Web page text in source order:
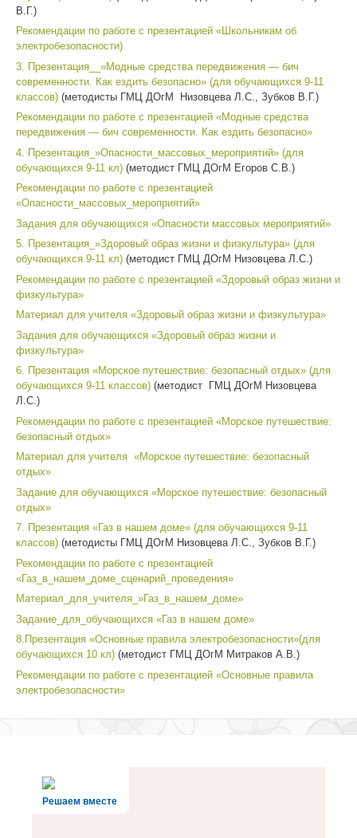
В.Г.)
Рекомендации по работе с презентацией «Школьникам об
электробезопасности)
3. Презентация__»Модные средства передвижения — бич
современности. Как ездить безопасно» (для обучающихся 9-11
классов) (методисты ГМЦ ДОгМ Низовцева Л.С., Зубков В.Г.)
Рекомендации по работе с презентацией «Модные средства
передвижения — бич современности. Как ездить безопасно»
4. Презентация_»Опасности_массовых_мероприятий» (для
обучающихся 9-11 кл) (методист ГМЦ ДОгМ Егоров С.В.)
Рекомендации по работе с презентацией
«Опасности_массовых_мероприятий»
Задания для обучающихся «Опасности массовых мероприятий»
5. Презентация_»Здоровый образ жизни и физкультура» (для
обучающихся 9-11 кл) (методист ГМЦ ДОгМ Низовцева Л.С.)
Рекомендации по работе с презентацией «Здоровый образ жизни и
физкультура»
Материал для учителя «Здоровый образ жизни и физкультура»
Задания для обучающихся «Здоровый образ жизни и
физкультура»
6. Презентация «Морское путешествие: безопасный отдых» (для
обучающихся 9-11 классов) (методист ГМЦ ДОгМ Низовцева
Л.С.)
Рекомендации по работе с презентацией «Морское путешествие:
безопасный отдых»
Материал для учителя «Морское путешествие: безопасный
отдых»
Задание для обучающихся «Морское путешествие: безопасный
отдых»
7. Презентация «Газ в нашем доме» (для обучающихся 9-11
классов) (методисты ГМЦ ДОгМ Низовцева Л.С., Зубков В.Г.)
Рекомендации по работе с презентацией
«Газ_в_нашем_доме_сценарий_проведения»
Материал_для_учителя_»Газ_в_нашем_доме»
Задание_для_обучающихся «Газ в нашем доме»
8.Презентация «Основные правила электробезопасности»(для
обучающихся 10 кл) (методист ГМЦ ДОгМ Митраков А.В.)
Рекомендации по работе с презентацией «Основные правила
электробезопасности»
Решаем вместе